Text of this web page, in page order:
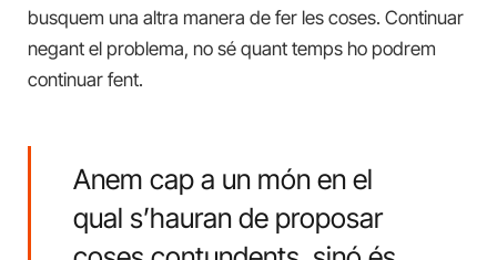
busquem una altra manera de fer les coses. Continuar
negant el problema, no sé quant temps ho podrem
continuar fent.
Anem cap a un món en el
qual s’hauran de proposar